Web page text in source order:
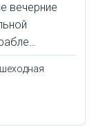
вечерние